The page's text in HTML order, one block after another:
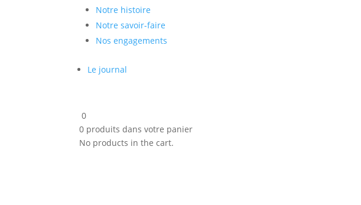
Notre histoire
Notre savoir-faire
Nos engagements
Le journal
0
0 produits dans votre panier
No products in the cart.